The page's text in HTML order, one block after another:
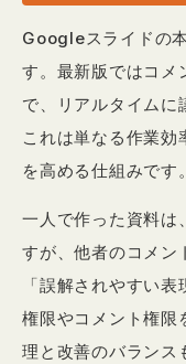
Googleスライドの
す。最新版ではコメ
で、リアルタイムに
これは単なる作業
を高める仕組みです。
一人で作った資料は
すが、他者のコメン
「誤解されやすい
権限やコメント権限
理と改善のバランス